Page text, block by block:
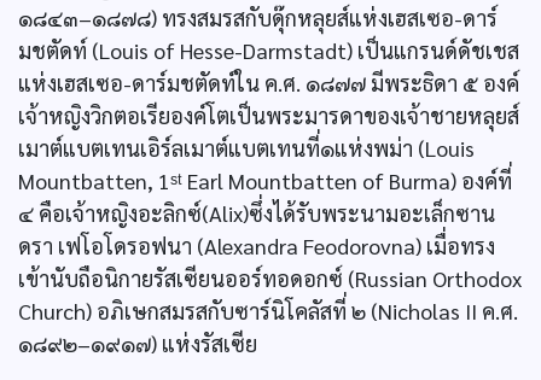
๑๘๔๓–๑๘๗๘) ทรงสมรสกับดุ๊กหลุยส์แห่งเฮสเซอ-ดาร์
มชตัดท์ (Louis of Hesse-Darmstadt) เป็นแกรนด์ดัชเชส
แห่งเฮสเซอ-ดาร์มชตัดท์ใน ค.ศ. ๑๘๗๗ มีพระธิดา ๕ องค์
เจ้าหญิงวิกตอเรียองค์โตเป็นพระมารดาของเจ้าชายหลุยส์
เมาต์แบตเทนเอิร์ลเมาต์แบตเทนที่๑แห่งพม่า (Louis
Mountbatten, 1ˢᵗ Earl Mountbatten of Burma) องค์ที่
๔ คือเจ้าหญิงอะลิกซ์(Alix)ซึ่งได้รับพระนามอะเล็กซาน
ดรา เฟโอโดรอฟนา (Alexandra Feodorovna) เมื่อทรง
เข้านับถือนิกายรัสเซียนออร์ทอดอกซ์ (Russian Orthodox
Church) อภิเษกสมรสกับซาร์นิโคลัสที่ ๒ (Nicholas II ค.ศ.
๑๘๙๒–๑๙๑๗) แห่งรัสเซีย